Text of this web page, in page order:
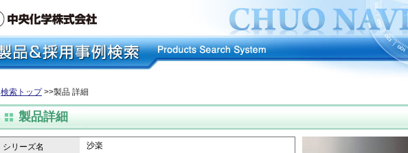
検索トップ>>製品 詳細
製品詳細
シリーズ名 沙楽